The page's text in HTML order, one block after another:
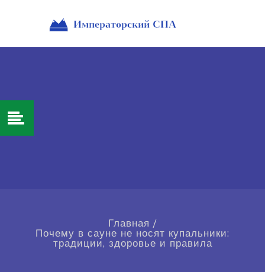
Главная /
Почему в сауне не носят купальники:
традиции, здоровье и правила